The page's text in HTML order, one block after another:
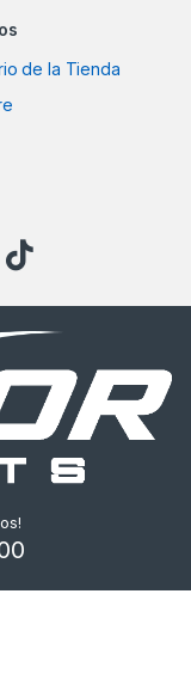
de la Tienda